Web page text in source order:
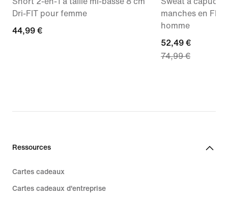
Dri-FIT pour femme
44,99 €
44,99 €
manches en
homme
current
price
74,99 €
52,49 €
74,99 €
Ressources
Cartes cadeaux
Cartes cadeaux d'entreprise